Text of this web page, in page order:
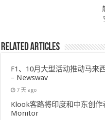
Related Articles
F1、10月大型活动推动马来
– Newswav
7 天 ago
Klook客路将印度和中东创
Monitor